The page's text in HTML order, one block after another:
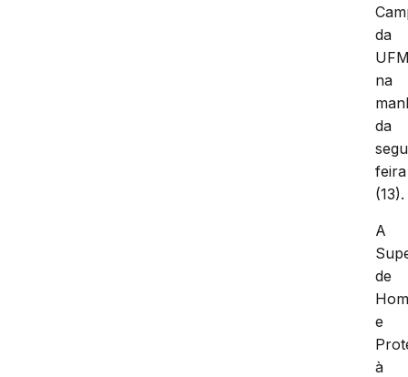
da
na
da
feira
(13).
A
de
e
à